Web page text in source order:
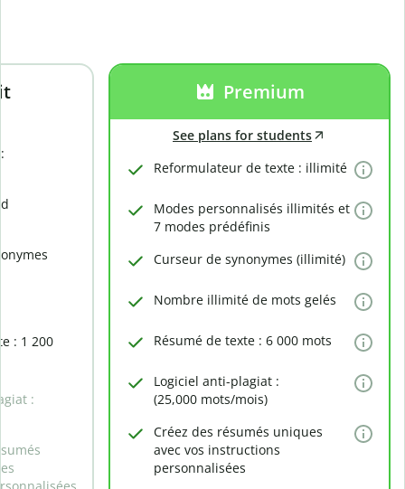
: 1 200
:
Premium
See plans for students
Reformulateur de texte : illimité
Modes personnalisés illimités et
7 modes prédéfinis
Curseur de synonymes (illimité)
Nombre illimité de mots gelés
Résumé de texte : 6 000 mots
Logiciel anti-plagiat :
(25,000 mots/mois)
Créez des résumés uniques
avec vos instructions
personnalisées